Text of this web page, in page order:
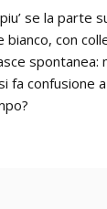
se la parte
bianco, con
spontanea:
fa confusione